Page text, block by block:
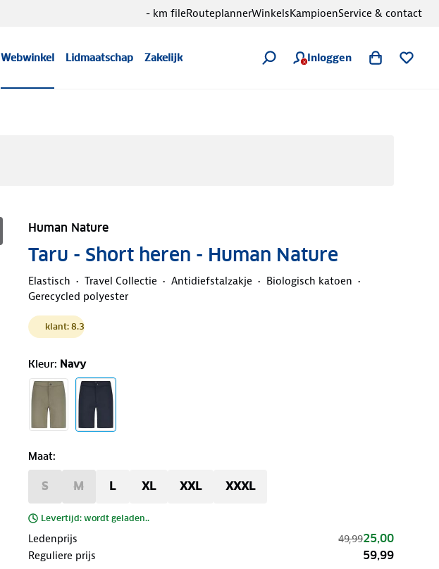
Webwinkel Lidmaatschap Zakelijk Inloggen
- km fileRouteplannerWinkelsKampioenService & contact
Human Nature
Taru - Short heren - Human Nature
Elastisch Travel Collectie Antidiefstalzakje
Biologisch katoen
Gerecycled polyester
klant: 8.3
Kleur: Navy
Maat:
S M L XL XXL XXXL
Levertijd: wordt geladen..
Ledenprijs 49,9925,00
Reguliere prijs 59,99